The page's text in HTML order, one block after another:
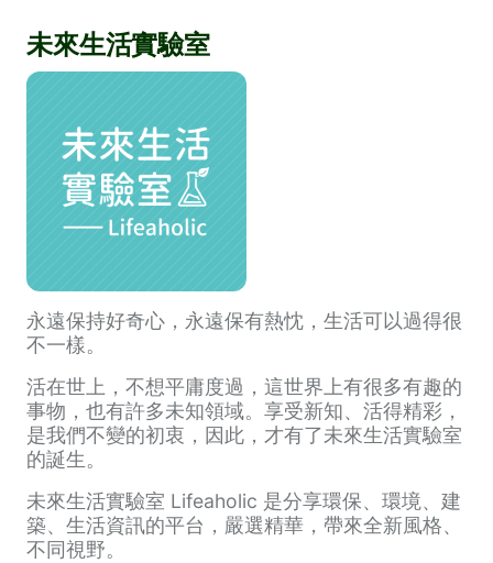
未來生活實驗室
永遠保持好奇心，永遠保有熱忱，生活可以過得很
不一樣。
活在世上，不想平庸度過，這世界上有很多有趣的
事物，也有許多未知領域。享受新知、活得精彩，
是我們不變的初衷，因此，才有了未來生活實驗室
的誕生。
未來生活實驗室 Lifeaholic 是分享環保、環境、建
築、生活資訊的平台，嚴選精華，帶來全新風格、
不同視野。